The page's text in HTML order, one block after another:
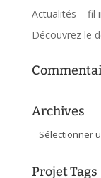
Actualités – fil
Découvrez le
Archives
Archives
Projet Tags